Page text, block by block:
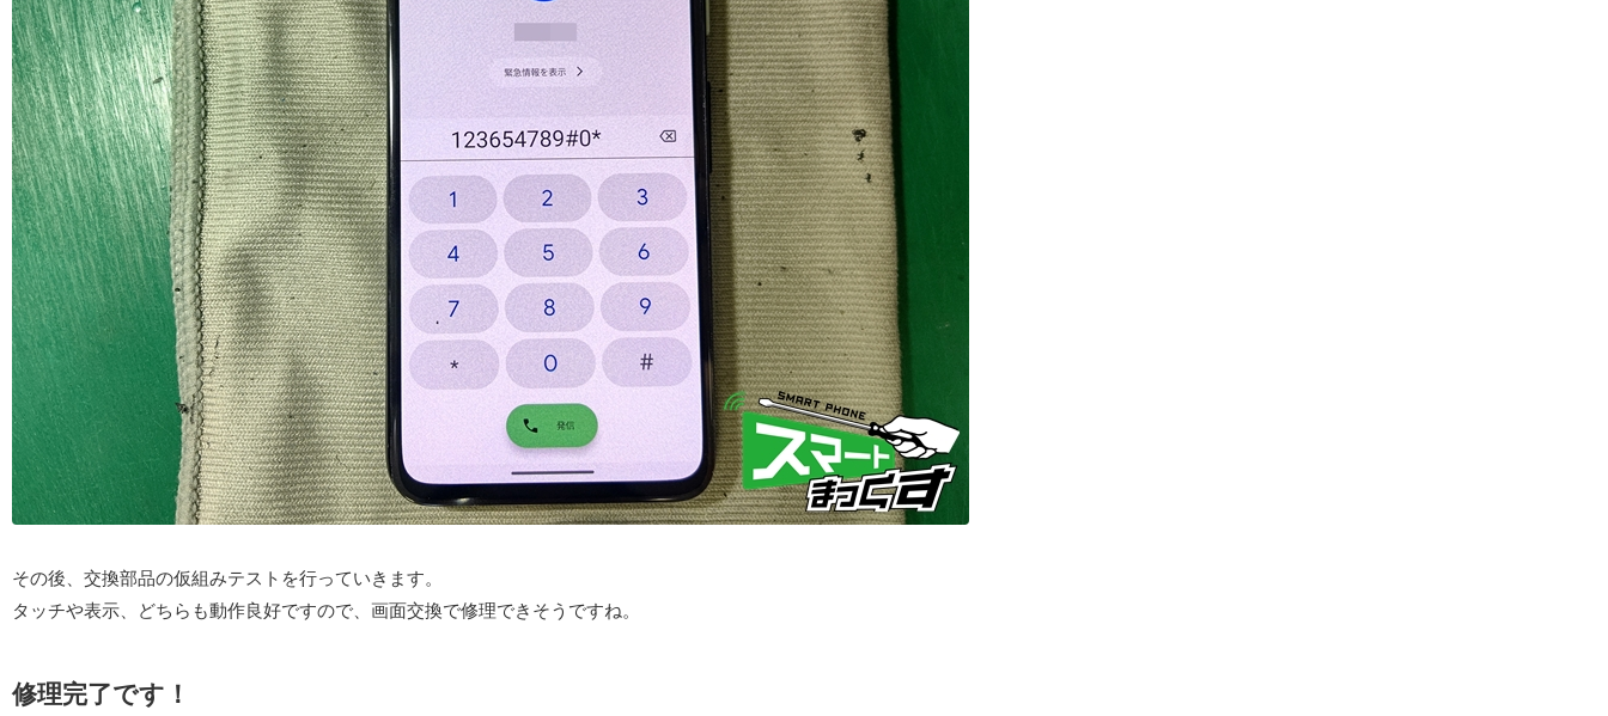
その後、交換部品の仮組みテストを行っていきます。
タッチや表示、どちらも動作良好ですので、画面交換で修理できそうですね。
修理完了です！